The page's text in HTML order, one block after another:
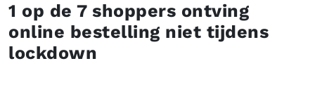
1 op de 7 shoppers ontving
online bestelling niet tijdens
lockdown